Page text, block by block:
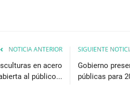
NOTICIA ANTERIOR
en acero
al público...
SIGUIENTE
Gobierno
públicas para